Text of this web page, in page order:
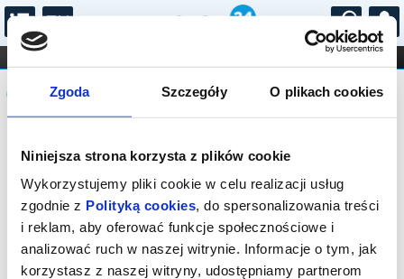
Zgoda Szczegóły O plikach cookies
Niniejsza strona korzysta z plików cookie
Wykorzystujemy pliki cookie w celu realizacji usług
zgodnie z Polityką cookies, do spersonalizowania treści
i reklam, aby oferować funkcje społecznościowe i
analizować ruch w naszej witrynie. Informacje o tym, jak
korzystasz z naszej witryny, udostępniamy partnerom
...
FILHARMONIA OPERA I BALET
STAND-UP
DLA DZIECI
Komunikat
Sprzedaż biletów on-line na wydarzenie
została zakończona.